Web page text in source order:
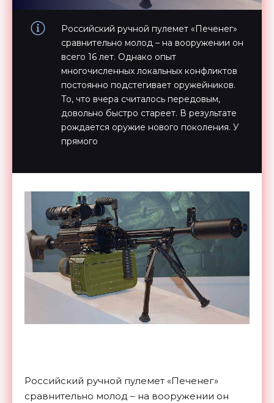
Российский ручной пулемет «Печенег»
сравнительно молод – на вооружении он
всего 16 лет. Однако опыт
многочисленных локальных конфликтов
постоянно подстегивает оружейников.
То, что вчера считалось передовым,
довольно быстро стареет. В результате
рождается оружие нового поколения. У
прямого
Российский ручной пулемет «Печенег»
сравнительно молод – на вооружении он